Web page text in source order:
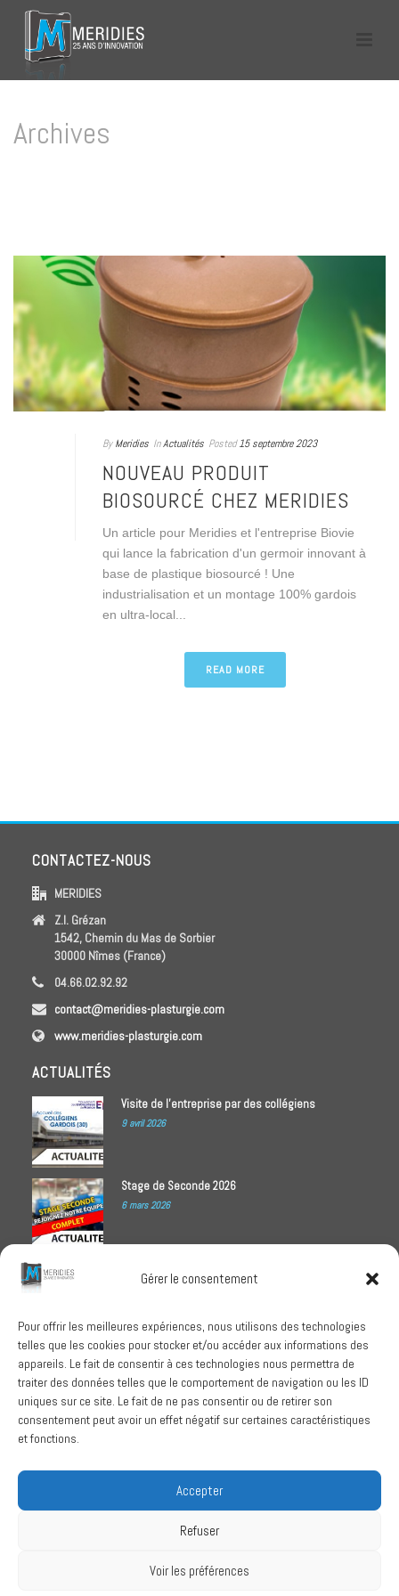
Gérer le consentement
Pour offrir les meilleures expériences, nous utilisons des technologies
telles que les cookies pour stocker et/ou accéder aux informations des
appareils. Le fait de consentir à ces technologies nous permettra de
traiter des données telles que le comportement de navigation ou les ID
uniques sur ce site. Le fait de ne pas consentir ou de retirer son
consentement peut avoir un effet négatif sur certaines caractéristiques
et fonctions.
Accepter
Refuser
Voir les préférences
Archives
By Meridies InActualités Posted 15 septembre 2023
NOUVEAU PRODUIT
BIOSOURCÉ CHEZ MERIDIES
Un article pour Meridies et l'entreprise Biovie
qui lance la fabrication d'un germoir innovant à
base de plastique biosourcé ! Une
industrialisation et un montage 100% gardois
en ultra-local...
READ MORE
CONTACTEZ-NOUS
MERIDIES
Z.I. Grézan
1542, Chemin du Mas de Sorbier
30000 Nîmes (France)
04.66.02.92.92
contact@meridies-plasturgie.com
www.meridies-plasturgie.com
ACTUALITÉS
Visite de l’entreprise par des collégiens
9 avril 2026
Stage de Seconde 2026
6 mars 2026
1 octobre 2025
RECHERCHER
SUIVEZ-NOUS
Conditions Générales de Vente
Politique de confidentialité Mentions légales